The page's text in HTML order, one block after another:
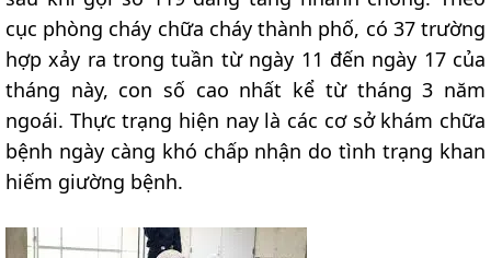
cục phòng cháy chữa cháy thành phố, có 37 trường
hợp xảy ra trong tuần từ ngày 11 đến ngày 17 của
tháng này, con số cao nhất kể từ tháng 3 năm
ngoái. Thực trạng hiện nay là các cơ sở khám chữa
bệnh ngày càng khó chấp nhận do tình trạng khan
hiếm giường bệnh.